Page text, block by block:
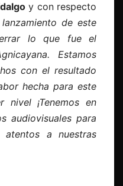
y con respecto
lanzamiento de este
lo que fue el
Estamos
con el resultado
hecha para este
¡Tenemos en
audiovisuales para
a nuestras